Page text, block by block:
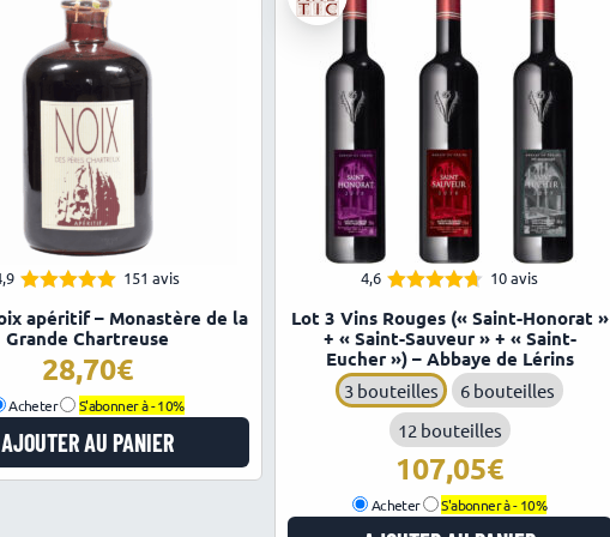
Note 4.94
sur 5
151 avis
apéritif – Monastère de la
Grande Chartreuse
28,70
Acheter S'abonner à -10%
AJOUTER AU PANIER
4,6
4.60
sur 5
10 avis
Lot 3 Vins Rouges (« Saint-Honorat »
+ « Saint-Sauveur » + « Saint-
Eucher ») – Abbaye de Lérins
3 bouteilles
6 bouteilles
12 bouteilles
107,05
Acheter S'abonner à -10%